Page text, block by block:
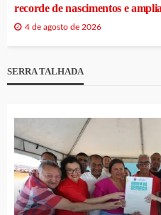
recorde de nascimentos e
4 de agosto de 2026
SERRA TALHADA